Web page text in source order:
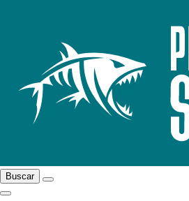
Buscar